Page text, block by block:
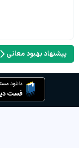
پیشنهاد بهبود معانی